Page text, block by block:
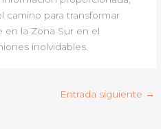
camino para transformar
en la Zona Sur en el
inolvidables.
Entrada siguiente →